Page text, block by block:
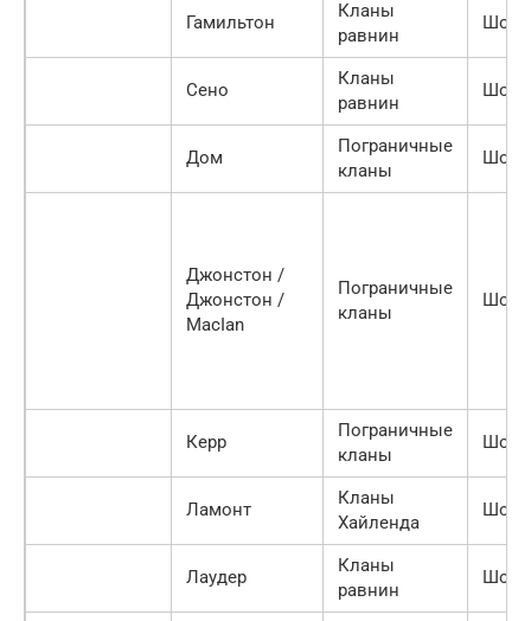
Гамильтон
Кланы
равнин
Сено
Кланы
равнин
Дом
Пограничные
кланы
Джонстон /
Джонстон /
MacIan
Пограничные
кланы
Керр
Пограничные
кланы
Ламонт
Кланы
Хайленда
Лаудер
Кланы
равнин